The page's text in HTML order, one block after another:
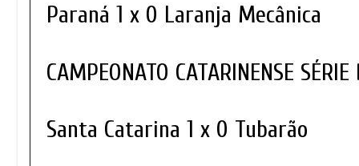
Paraná 1 x 0 Laranja Mecânica
CAMPEONATO CATARINENSE
Santa Catarina 1 x 0 Tubarão